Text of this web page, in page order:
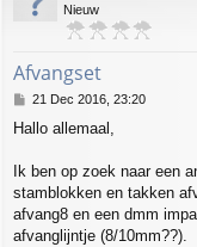
Nieuw
Afvangset
P
s
21 Dec 2016, 23:20
Hallo allemaal,
Ik ben op zoek naar een
stamblokken en takken
afvang8 en een dmm
afvanglijntje (8/10mm??).